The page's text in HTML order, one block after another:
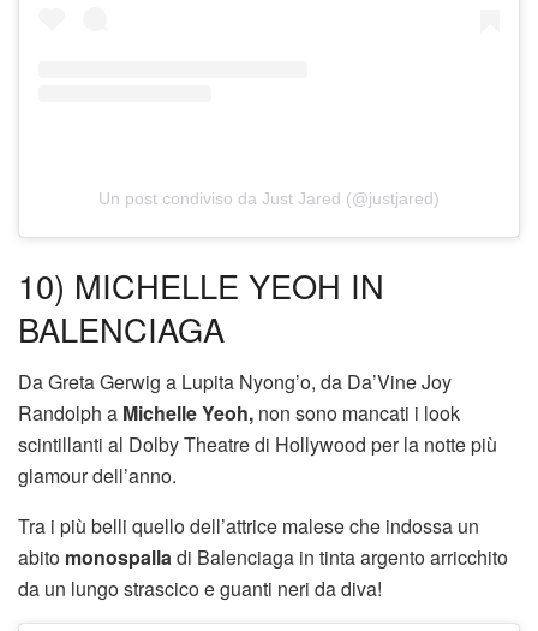
Un post condiviso da Just Jared (@justjared)
10) MICHELLE YEOH IN
BALENCIAGA
Da Greta Gerwig a Lupita Nyong’o, da Da’Vine Joy
Randolph a Michelle Yeoh, non sono mancati i look
scintillanti al Dolby Theatre di Hollywood per la notte più
glamour dell’anno.
Tra i più belli quello dell’attrice malese che indossa un
abito monospalladi Balenciaga in tinta argento arricchito
da un lungo strascico e guanti neri da diva!